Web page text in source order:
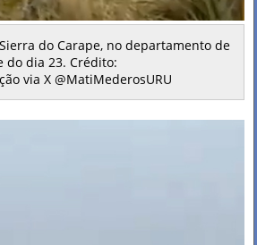
do Carape, no departamento de
do dia 23. Crédito:
via X @MatiMederosURU